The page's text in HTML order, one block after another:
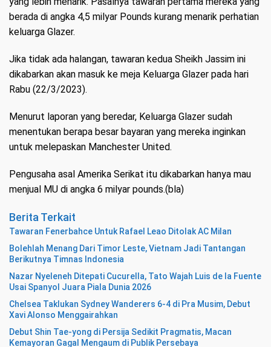
berada di angka 4,5 milyar Pounds kurang menarik perhatian
keluarga Glazer.
Jika tidak ada halangan, tawaran kedua Sheikh Jassim ini
dikabarkan akan masuk ke meja Keluarga Glazer pada hari
Rabu (22/3/2023).
Menurut laporan yang beredar, Keluarga Glazer sudah
menentukan berapa besar bayaran yang mereka inginkan
untuk melepaskan Manchester United.
Pengusaha asal Amerika Serikat itu dikabarkan hanya mau
menjual MU di angka 6 milyar pounds.(bla)
Berita Terkait
Tawaran Fenerbahce Untuk Rafael Leao Ditolak AC Milan
Bolehlah Menang Dari Timor Leste, Vietnam Jadi Tantangan
Berikutnya Timnas Indonesia
Nazar Nyeleneh Ditepati Cucurella, Tato Wajah Luis de la Fuente
Usai Spanyol Juara Piala Dunia 2026
Chelsea Taklukan Sydney Wanderers 6-4 di Pra Musim, Debut
Xavi Alonso Menggairahkan
Debut Shin Tae-yong di Persija Sedikit Pragmatis, Macan
Kemayoran Gagal Mengaum di Publik Persebaya